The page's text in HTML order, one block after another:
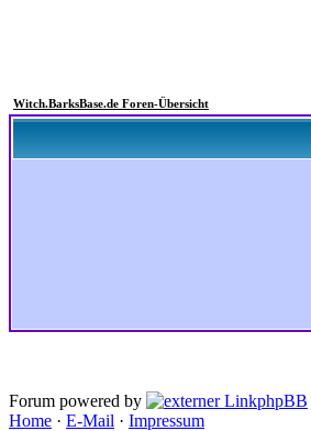
Witch.BarksBase.de Foren-Übersicht
Forum powered by phpBB
Home · E-Mail · Impressum